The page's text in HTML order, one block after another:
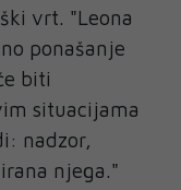
vrt. "Leona
ponašanje
biti
situacijama
nadzor,
njega."